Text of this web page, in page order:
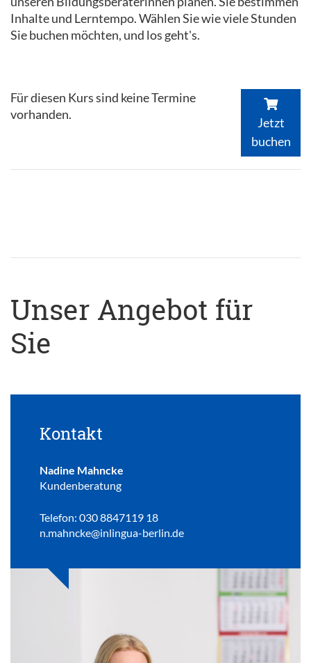
Inhalte und Lerntempo. Wählen Sie wie viele Stunden
Sie buchen möchten, und los geht's.
Für diesen Kurs sind keine Termine
vorhanden.
Jetzt
buchen
Unser Angebot für
Sie
Kontakt
Nadine Mahncke
Kundenberatung
Telefon: 030 8847119 18
n.mahncke@inlingua-berlin.de